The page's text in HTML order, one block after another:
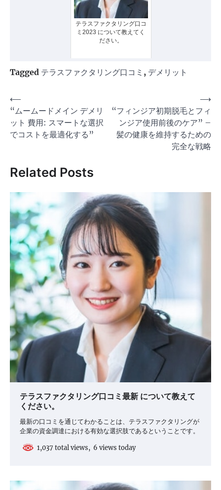
テラスファクタリング口コ
ミ2023 について教えてく
ださい。
Tagged テラスファクタリング口コミ , デメリット
投
稿
ナ
ー
シ
ョ
ン
⟵
“ムームードメイン デメリ
ット 費用: スマートな選択
でコストを最適化する”
“フィンジア初期脱毛とフィ
ンジア使用前後のケア” –
髪の健康を維持するための
完全な戦略
⟶
Related Posts
テラスファクタリング口コミ最新 について教えて
ください。
最新の口コミを通じてわかることは、テラスファクタリングが
企業の資金調達における有効な選択肢であるということです。
1,037 total views, 6 views today